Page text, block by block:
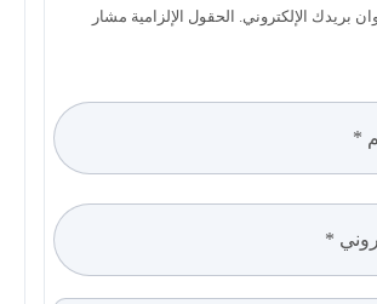
بريدك الإلكتروني. الحقول الإلزامية مشار